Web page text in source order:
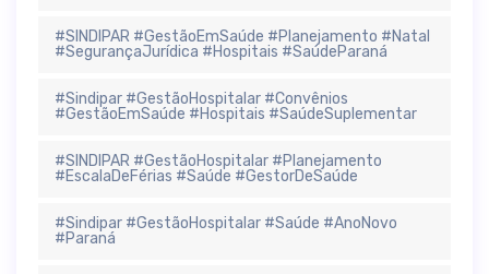
#SINDIPAR #GestãoEmSaúde #Planejamento #Natal
#SegurançaJurídica #Hospitais #SaúdeParaná
#Sindipar #GestãoHospitalar #Convênios
#GestãoEmSaúde #Hospitais #SaúdeSuplementar
#SINDIPAR #GestãoHospitalar #Planejamento
#EscalaDeFérias #Saúde #GestorDeSaúde
#Sindipar #GestãoHospitalar #Saúde #AnoNovo
#Paraná